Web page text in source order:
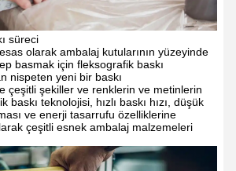
süreci
olarak ambalaj kutularının yüzeyinde
basmak için fleksografik baskı
nispeten yeni bir baskı
çeşitli şekiller ve renklerin ve metinlerin
baskı teknolojisi, hızlı baskı hızı, düşük
ve enerji tasarrufu özelliklerine
çeşitli esnek ambalaj malzemeleri